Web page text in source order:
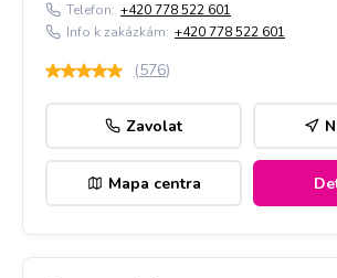
Telefon: +420 778 522 601
Info k zakázkám: +420 778 522 601
(576)
Zavolat
Mapa centra